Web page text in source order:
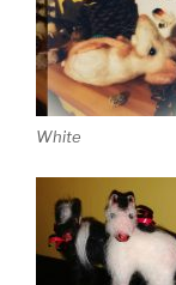
White